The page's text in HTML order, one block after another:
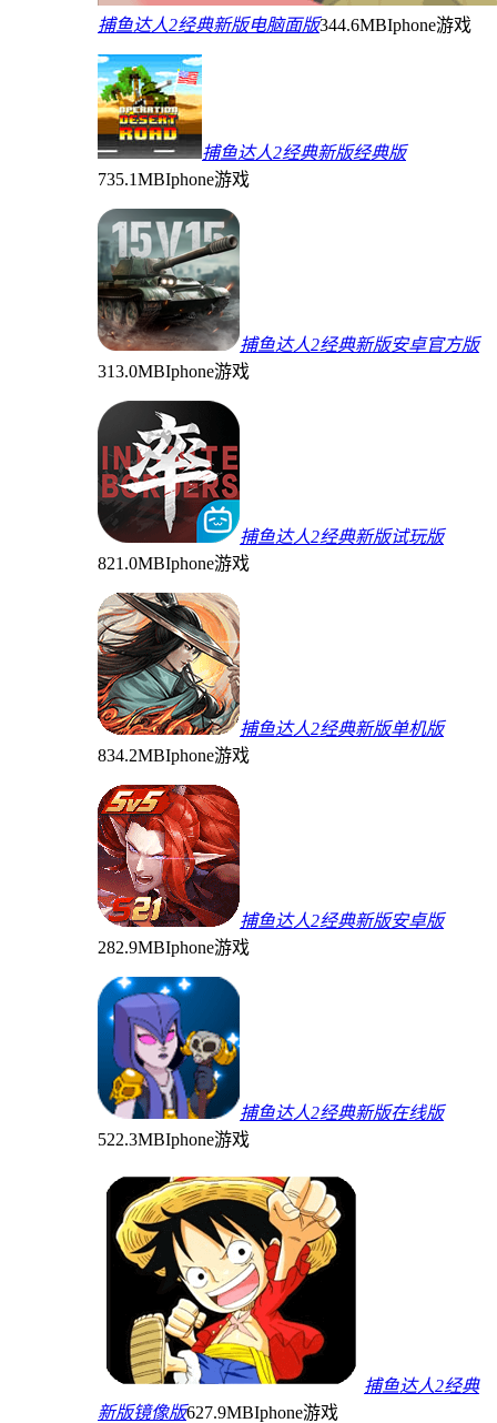
捕鱼达人2经典新版电脑面版344.6MBIphone游戏
捕鱼达人2经典新版经典版
735.1MBIphone游戏
捕鱼达人2经典新版安卓官方版
313.0MBIphone游戏
捕鱼达人2经典新版试玩版
821.0MBIphone游戏
捕鱼达人2经典新版单机版
834.2MBIphone游戏
捕鱼达人2经典新版安卓版
282.9MBIphone游戏
捕鱼达人2经典新版在线版
522.3MBIphone游戏
捕鱼达人2经典
新版镜像版627.9MBIphone游戏